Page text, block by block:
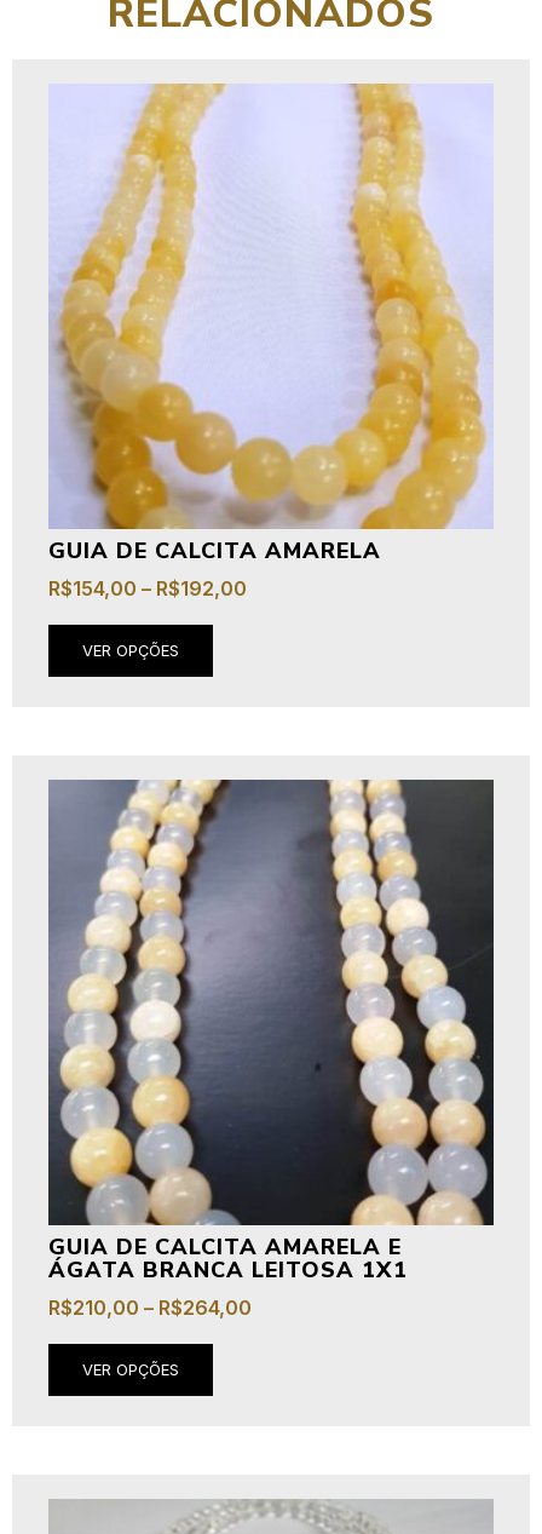
RELACIONADOS
GUIA DE CALCITA AMARELA
R$154,00 – R$192,00
VER OPÇÕES
GUIA DE CALCITA AMARELA E
ÁGATA BRANCA LEITOSA 1X1
R$210,00 – R$264,00
VER OPÇÕES